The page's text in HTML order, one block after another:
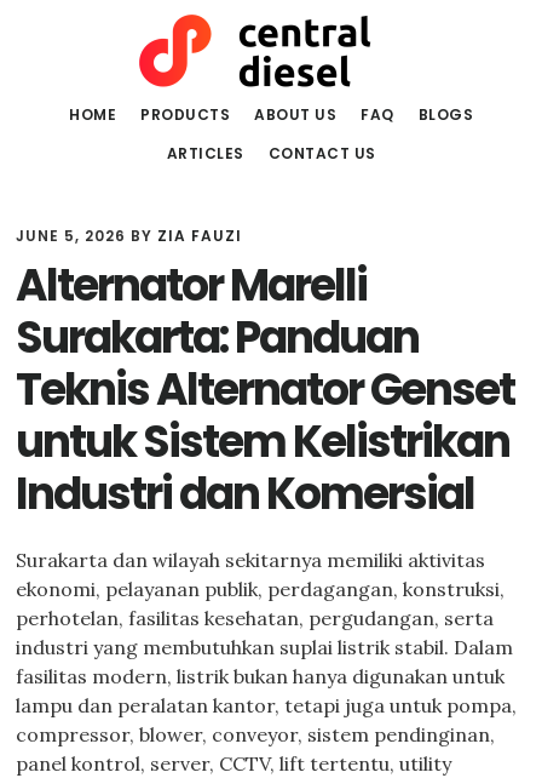
HOME PRODUCTS ABOUT US FAQ
BLOGS
ARTICLES
CONTACT US
JUNE 5, 2026 BY ZIA FAUZI
Alternator Marelli
Surakarta: Panduan
Teknis Alternator Genset
untuk Sistem Kelistrikan
Industri dan Komersial
Surakarta dan wilayah sekitarnya memiliki aktivitas
ekonomi, pelayanan publik, perdagangan, konstruksi,
perhotelan, fasilitas kesehatan, pergudangan, serta
industri yang membutuhkan suplai listrik stabil. Dalam
fasilitas modern, listrik bukan hanya digunakan untuk
lampu dan peralatan kantor, tetapi juga untuk pompa,
compressor, blower, conveyor, sistem pendinginan,
panel kontrol, server, CCTV, lift tertentu, utility